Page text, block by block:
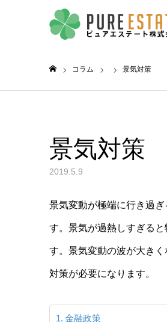
コラム 景気対策
景気対策
2019.5.9
景気変動が極端に行き過
す。景気が過熱しすぎる
す。景気変動の波が大き
対策が必要になります。
金融政策